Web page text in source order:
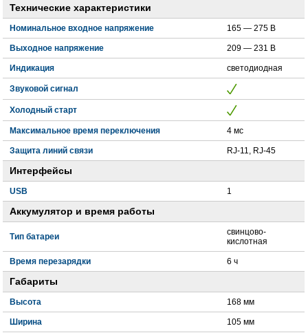
Технические характеристики
Номинальное входное напряжение 165 — 275 В
Выходное напряжение 209 — 231 В
Индикация светодиодная
Звуковой сигнал
Холодный старт
Максимальное время переключения 4 мс
Защита линий связи RJ-11, RJ-45
Интерфейсы
USB 1
Аккумулятор и время работы
Тип батареи
свинцово-
кислотная
Время перезарядки 6 ч
Габариты
Высота 168 мм
Ширина 105 мм